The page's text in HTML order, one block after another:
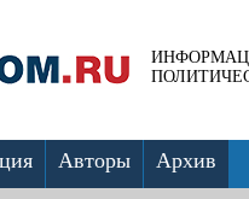
Авторы Архив